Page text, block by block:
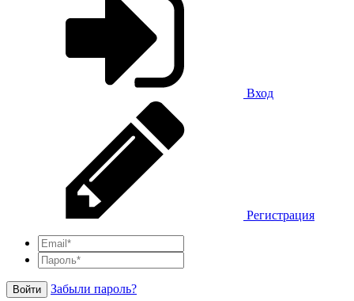
Вход
Регистрация
Войти Забыли пароль?